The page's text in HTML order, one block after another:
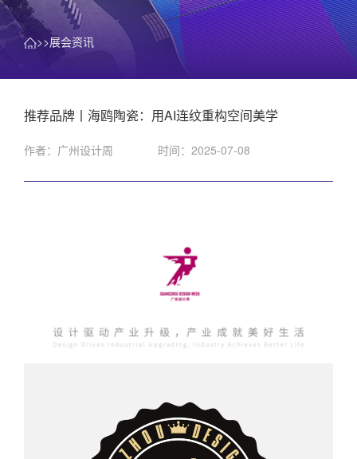
>>展会资讯
推荐品牌丨海鸥陶瓷：用AI连纹重构空间美学
作者：广州设计周 时间：2025-07-08